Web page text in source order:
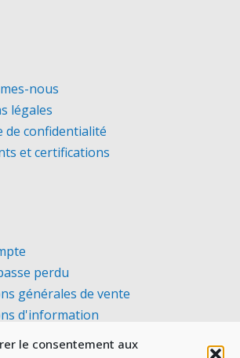
le consentement aux
nous
légales
de confidentialité
et certifications
perdu
générales de vente
d'information